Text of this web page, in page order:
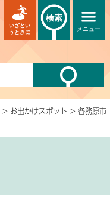
メニュー
いざとい
うときに
検索
> お出かけスポット > 各務原市